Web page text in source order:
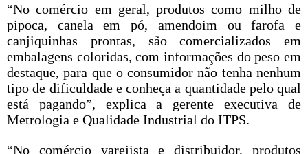
“No comércio em geral, produtos como milho de
pipoca, canela em pó, amendoim ou farofa e
canjiquinhas prontas, são comercializados em
embalagens coloridas, com informações do peso em
destaque, para que o consumidor não tenha nenhum
tipo de dificuldade e conheça a quantidade pelo qual
está pagando”, explica a gerente executiva de
Metrologia e Qualidade Industrial do ITPS.
“No comércio varejista e distribuidor, produtos